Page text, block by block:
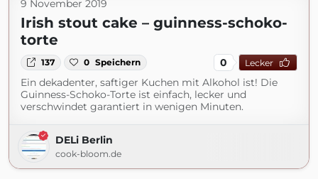
9 November 2019
Irish stout cake – guinness-schoko-
torte
137 0 Speichern 0 Lecker
Ein dekadenter, saftiger Kuchen mit Alkohol ist! Die
Guinness-Schoko-Torte ist einfach, lecker und
verschwindet garantiert in wenigen Minuten.
DELi Berlin
cook-bloom.de